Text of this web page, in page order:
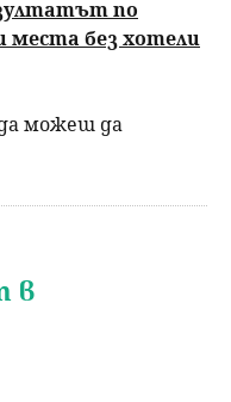
по
места без хотели
можеш да
в